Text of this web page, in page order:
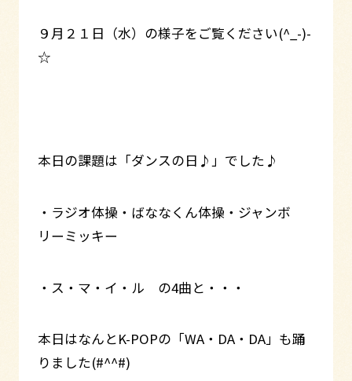
９月２１日（水）の様子をご覧ください(^_-)-
☆
本日の課題は「ダンスの日♪」でした♪
・ラジオ体操・ばななくん体操・ジャンボ
リーミッキー
・ス・マ・イ・ル の4曲と・・・
本日はなんとK-POPの「WA・DA・DA」も踊
りました(#^^#)